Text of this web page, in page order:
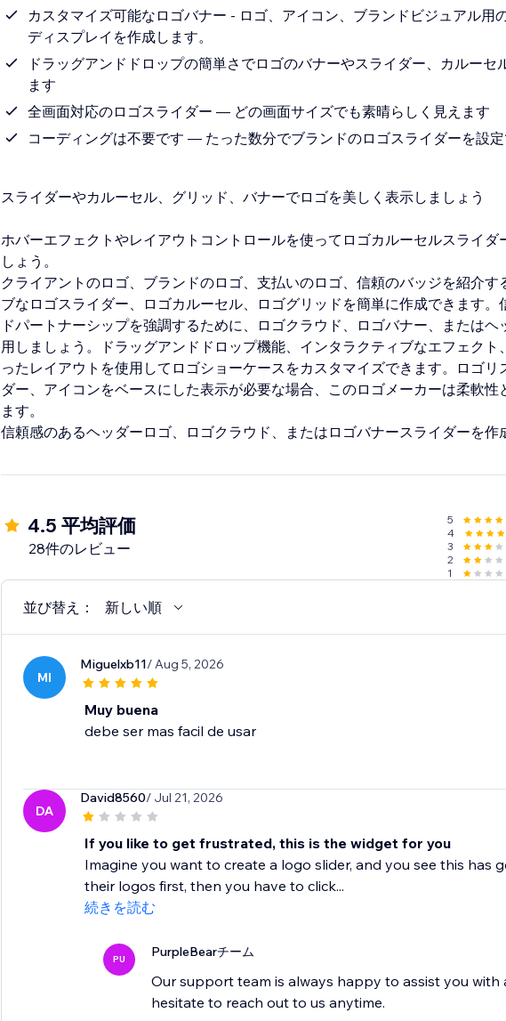
カスタマイズ可能なロゴバナー - ロゴ、アイコン、ブランドビジュアル用
ディスプレイを作成します。
ドラッグアンドドロップの簡単さでロゴのバナーやスライダー、カルーセ
ます
全画面対応のロゴスライダー — どの画面サイズでも素晴らしく見えます
コーディングは不要です — たった数分でブランドのロゴスライダーを設
スライダーやカルーセル、グリッド、バナーでロゴを美しく表示しましょう
ホバーエフェクトやレイアウトコントロールを使ってロゴカルーセルスライダ
しょう。
クライアントのロゴ、ブランドのロゴ、支払いのロゴ、信頼のバッジを紹介す
ブなロゴスライダー、ロゴカルーセル、ロゴグリッドを簡単に作成できます。
ドパートナーシップを強調するために、ロゴクラウド、ロゴバナー、またはヘ
用しましょう。ドラッグアンドドロップ機能、インタラクティブなエフェクト
ったレイアウトを使用してロゴショーケースをカスタマイズできます。ロゴリ
ダー、アイコンをベースにした表示が必要な場合、このロゴメーカーは柔軟性
ます。
信頼感のあるヘッダーロゴ、ロゴクラウド、またはロゴバナースライダーを作
4.5 平均評価
28件のレビュー
5
4
3
2
1
並び替え： 新しい順
MI
Miguelxb11/ Aug 5, 2026
Muy buena
debe ser mas facil de usar
DA
David8560/ Jul 21, 2026
If you like to get frustrated, this is the widget for you
Imagine you want to create a logo slider, and you see this has
their logos first, then you have to click...
続きを読む
PU PurpleBearチーム
Our support team is always happy to assist you
hesitate to reach out to us anytime.